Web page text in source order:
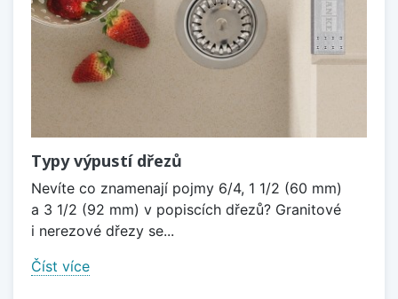
Typy výpustí dřezů
Nevíte co znamenají pojmy 6/4, 1 1/2 (60 mm)
a 3 1/2 (92 mm) v popiscích dřezů? Granitové
i nerezové dřezy se...
Číst více